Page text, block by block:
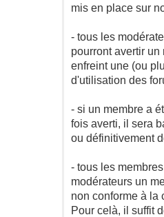
mis en place sur
- tous les
pourront avertir un
enfreint une (ou
d'utilisation des
- si un membre a
fois averti, il sera
ou définitivement
- tous les
modérateurs un
non conforme à la
Pour celà, il suffit